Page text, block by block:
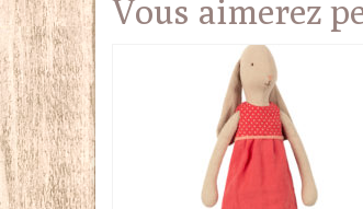
Vous aimerez